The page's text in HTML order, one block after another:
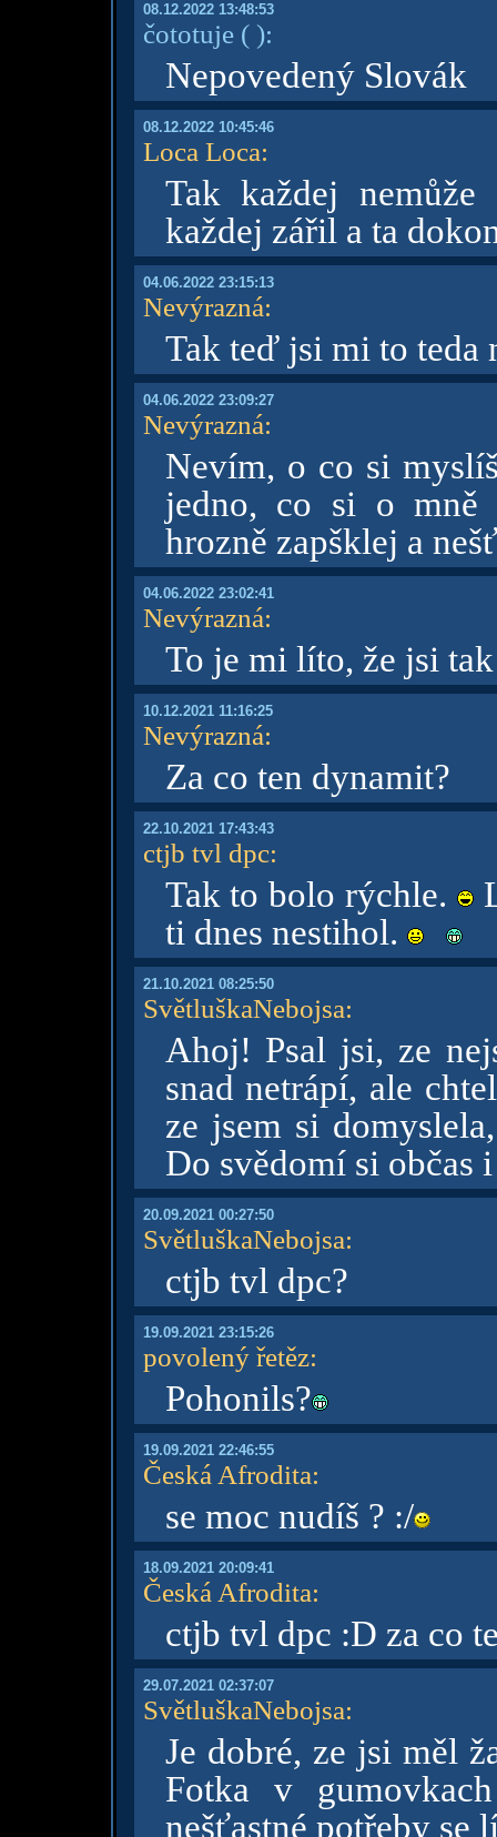
08.12.2022 13:48:53
čototuje( ):
Nepovedený Slovák
08.12.2022 10:45:46
Loca Loca:
Tak každej
každej zářil a ta
04.06.2022 23:15:13
Nevýrazná:
Tak teď jsi mi to teda
04.06.2022 23:09:27
Nevýrazná:
Nevím, o co si
jedno, co si o
hrozně zapšklej a
04.06.2022 23:02:41
Nevýrazná:
To je mi líto, že jsi
10.12.2021 11:16:25
Nevýrazná:
Za co ten dynamit?
22.10.2021 17:43:43
ctjb tvl dpc:
Tak to bolo rýchle.
ti dnes nestihol.
21.10.2021 08:25:50
SvětluškaNebojsa:
Ahoj! Psal jsi, ze
snad netrápí, ale
ze jsem si
Do svědomí si občas
20.09.2021 00:27:50
SvětluškaNebojsa:
ctjb tvl dpc?
19.09.2021 23:15:26
povolený řetěz:
Pohonils?
19.09.2021 22:46:55
Česká Afrodita:
se moc nudíš ? :/
18.09.2021 20:09:41
Česká Afrodita:
ctjb tvl dpc :D za co
29.07.2021 02:37:07
SvětluškaNebojsa:
Je dobré, ze jsi měl
Fotka v
nešťastné potřeby se